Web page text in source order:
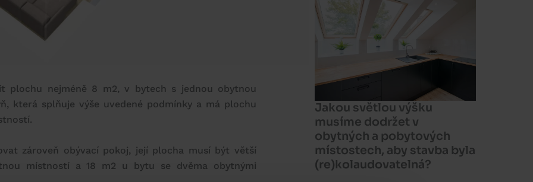
plochu nejméně 8 m2, v bytech s jednou obytnou
která splňuje výše uvedené podmínky a má plochu
zároveň obývací pokoj, její plocha musí být větší
místností a 18 m2 u bytu se dvěma obytnými
Jakou světlou výšku
musíme dodržet v
obytných a pobytových
místostech, aby stavba byla
(re)kolaudovatelná?